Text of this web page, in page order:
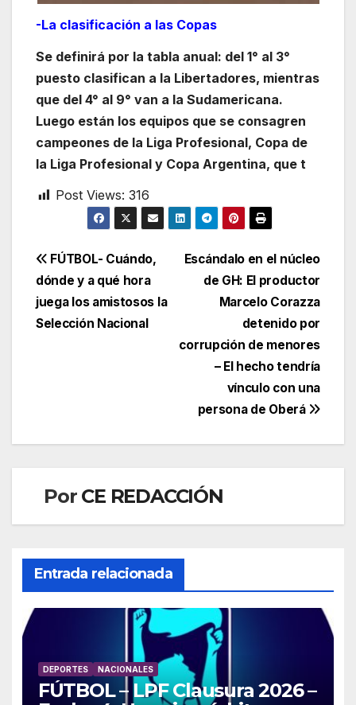
-La clasificación a las Copas
Se definirá por la tabla anual: del 1° al 3°
puesto clasifican a la Libertadores, mientras
que del 4° al 9° van a la Sudamericana.
Luego están los equipos que se consagren
campeones de la Liga Profesional, Copa de
la Liga Profesional y Copa Argentina, que t
Post Views: 316
Navegación
de
entradas
Escándalo en el núcleo
de GH: El productor
Marcelo Corazza
detenido por
corrupción de menores
– El hecho tendría
vínculo con una
persona de Oberá
FÚTBOL- Cuándo,
dónde y a qué hora
juega los amistosos la
Selección Nacional
Por CE REDACCIÓN
Entrada relacionada
DEPORTES NACIONALES
FÚTBOL – LPF Clausura 2026 –